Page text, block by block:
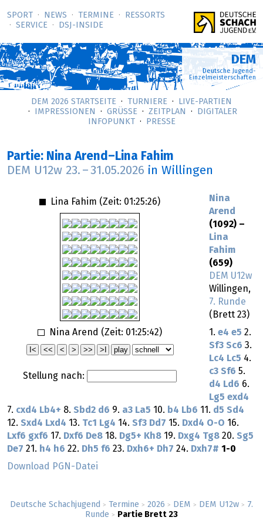
SPORT NEWS TERMINE
RESSORTS
SERVICE
DSJ-­INSIDE
Deutsche Schachjugend > Termine > 2026 > DEM > DEM U12w >
7.
Runde > Partie Brett 23
DEM
Deutsche Jugend-
Einzelmeisterschaften
DEM 2026 STARTSEITE TURNIERE
LIVE-PARTIEN
IMPRESSIONEN
GRÜSSE ZEITPLAN
DIGITALER
INFOPUNKT
PRESSE
Partie: Nina Arend–Lina Fahim
DEM U12w 23. – 31.05.2026 in Willingen
Lina Fahim (Zeit: 01:25:26)
Nina Arend (Zeit: 01:25:42)
Stellung nach:
Nina
Arend
(1092) –
Lina
Fahim
(659)
DEM U12w
Willingen,
7. Runde
(Brett 23)
1. e4 e5 2.
Sf3 Sc6 3.
Lc4 Lc5 4.
c3 Sf6 5.
d4 Ld6 6.
Lg5 exd4
7. cxd4 Lb4+ 8. Sbd2 d6 9. a3 La5 10. b4 Lb6 11. d5 Sd4
12. Sxd4 Lxd4 13. Tc1 Lg4 14. Sf3 Dd7 15. Dxd4 O-O 16.
Lxf6 gxf6 17. Dxf6 De8 18. Dg5+ Kh8 19. Dxg4 Tg8 20. Sg5
De7 21. h4 h6 22. Dh5 f6 23. Dxh6+ Dh7 24. Dxh7# 1-0
Download PGN-Datei